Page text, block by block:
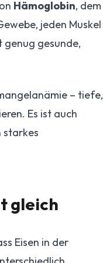
Hämoglobin, dem
jeden Muskel
genug gesunde,
– tiefe,
Es ist auch
starkes
gleich
Eisen in der